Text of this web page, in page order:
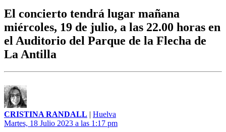
El concierto tendrá lugar mañana
miércoles, 19 de julio, a las 22.00 horas en
el Auditorio del Parque de la Flecha de
La Antilla
CRISTINA RANDALL | Huelva
Martes, 18 Julio 2023 a las 1:17 pm